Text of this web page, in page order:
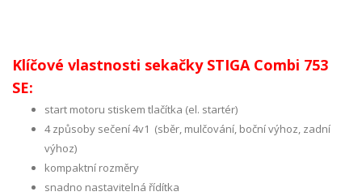
Klíčové vlastnosti sekačky STIGA Combi 753
SE:
start motoru stiskem tlačítka (el. startér)
4 způsoby sečení 4v1 (sběr, mulčování, boční výhoz, zadní
výhoz)
kompaktní rozměry
snadno nastavitelná řídítka